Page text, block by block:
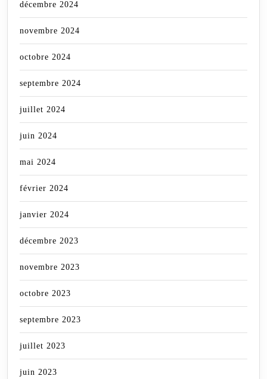
décembre 2024
novembre 2024
octobre 2024
septembre 2024
juillet 2024
juin 2024
mai 2024
février 2024
janvier 2024
décembre 2023
novembre 2023
octobre 2023
septembre 2023
juillet 2023
juin 2023